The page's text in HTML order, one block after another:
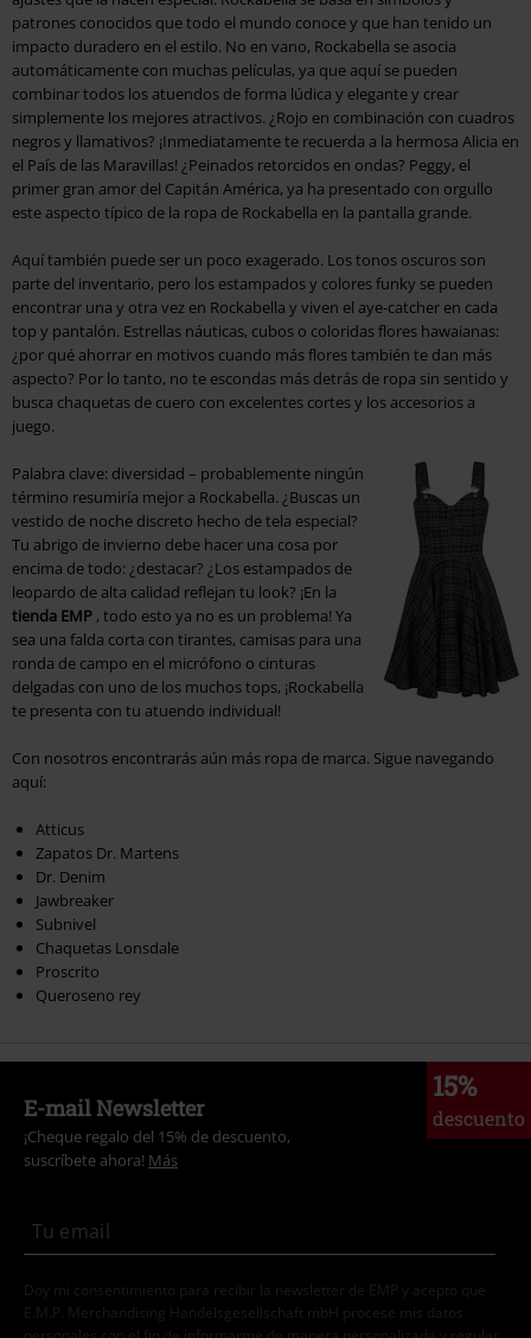
patrones conocidos que todo el mundo conoce y que han tenido un
impacto duradero en el estilo. No en vano, Rockabella se asocia
automáticamente con muchas películas, ya que aquí se pueden
combinar todos los atuendos de forma lúdica y elegante y crear
simplemente los mejores atractivos. ¿Rojo en combinación con cuadros
negros y llamativos? ¡Inmediatamente te recuerda a la hermosa Alicia en
el País de las Maravillas! ¿Peinados retorcidos en ondas? Peggy, el
primer gran amor del Capitán América, ya ha presentado con orgullo
este aspecto típico de la ropa de Rockabella en la pantalla grande.
Aquí también puede ser un poco exagerado. Los tonos oscuros son
parte del inventario, pero los estampados y colores funky se pueden
encontrar una y otra vez en Rockabella y viven el aye-catcher en cada
top y pantalón. Estrellas náuticas, cubos o coloridas flores hawaianas:
¿por qué ahorrar en motivos cuando más flores también te dan más
aspecto? Por lo tanto, no te escondas más detrás de ropa sin sentido y
busca chaquetas de cuero con excelentes cortes y los accesorios a
juego.
Palabra clave: diversidad – probablemente ningún
término resumiría mejor a Rockabella. ¿Buscas un
vestido de noche discreto hecho de tela especial?
Tu abrigo de invierno debe hacer una cosa por
encima de todo: ¿destacar? ¿Los estampados de
leopardo de alta calidad reflejan tu look? ¡En la
tienda EMP , todo esto ya no es un problema! Ya
sea una falda corta con tirantes, camisas para una
ronda de campo en el micrófono o cinturas
delgadas con uno de los muchos tops, ¡Rockabella
te presenta con tu atuendo individual!
Con nosotros encontrarás aún más ropa de marca. Sigue navegando
aquí:
Atticus
Zapatos Dr. Martens
Dr. Denim
Jawbreaker
Subnivel
Chaquetas Lonsdale
Proscrito
Queroseno rey
15%
descuento
E-mail Newsletter
¡Cheque regalo del 15% de descuento,
suscríbete ahora! Más
Doy mi consentimiento para recibir la newsletter de EMP y acepto que
E.M.P. Merchandising Handelsgesellschaft mbH procese mis datos